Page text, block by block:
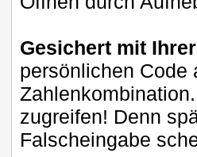
Gesichert mit
persönlichen Code
zugreifen! Denn
Falscheingabe